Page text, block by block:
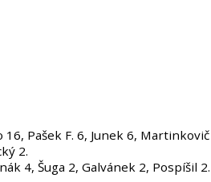
Pašek F. 6, Junek 6,
2.
4, Šuga 2, Galvánek 2, Pospíšil 2.